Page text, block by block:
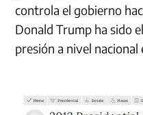
controla el gobierno
Donald Trump ha sido
presión a nivel